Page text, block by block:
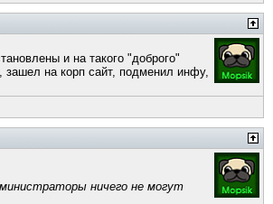
и на такого "доброго"
зашел на корп сайт, подменил инфу,
ничего не могут